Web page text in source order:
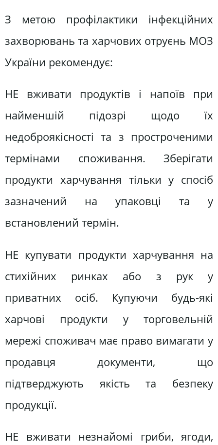
З метою профілактики інфекційних
захворювань та харчових отруєнь МОЗ
України рекомендує:
НЕ вживати продуктів і напоїв при
найменшій підозрі щодо їх
недоброякісності та з простроченими
термінами споживання. Зберігати
продукти харчування тільки у спосіб
зазначений на упаковці та у
встановлений термін.
НЕ купувати продукти харчування на
стихійних ринках або з рук у
приватних осіб. Купуючи будь-які
харчові продукти у торговельній
мережі споживач має право вимагати у
продавця документи, що
підтверджують якість та безпеку
продукції.
НЕ вживати незнайомі гриби, ягоди,